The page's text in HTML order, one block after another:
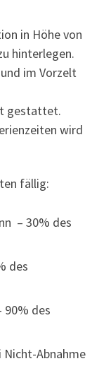
in Höhe von
hinterlegen.
im Vorzelt
gestattet.
wird
fällig:
– 30% des
des
90% des
Abnahme